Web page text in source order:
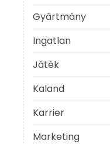
Gyártmány
Ingatlan
Játék
Kaland
Karrier
Marketing